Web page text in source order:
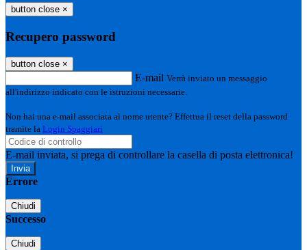
button close ×
Recupero password
button close ×
E-mail Verrà inviato un messaggio
all'indirizzo indicato con le istruzioni necessarie.
Non hai una e-mail associata al nome utente? Effettua il reset della password
tramite la Login Spaggiari
E-mail inviata, si prega di controllare la casella di posta elettronica!
Errore
Chiudi
Successo
Chiudi